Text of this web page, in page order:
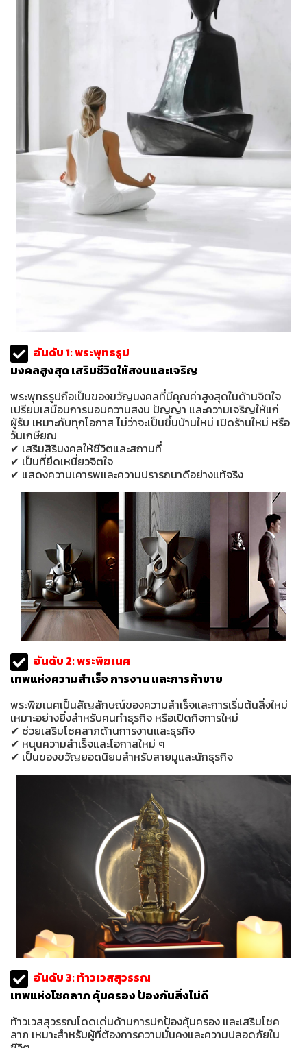
อันดับ 1: พระพุทธรูป
มงคลสูงสุด เสริมชีวิตให้สงบและเจริญ
พระพุทธรูปถือเป็นของขวัญมงคลที่มีคุณค่าสูงสุดในด้านจิตใจ
เปรียบเสมือนการมอบความสงบ ปัญญา และความเจริญให้แก่
ผู้รับ เหมาะกับทุกโอกาส ไม่ว่าจะเป็นขึ้นบ้านใหม่ เปิดร้านใหม่ หรือ
วันเกษียณ
✔ เสริมสิริมงคลให้ชีวิตและสถานที่
✔ เป็นที่ยึดเหนี่ยวจิตใจ
✔ แสดงความเคารพและความปรารถนาดีอย่างแท้จริง
อันดับ 2: พระพิฆเนศ
เทพแห่งความสำเร็จ การงาน และการค้าขาย
พระพิฆเนศเป็นสัญลักษณ์ของความสำเร็จและการเริ่มต้นสิ่งใหม่
เหมาะอย่างยิ่งสำหรับคนทำธุรกิจ หรือเปิดกิจการใหม่
✔ ช่วยเสริมโชคลาภด้านการงานและธุรกิจ
✔ หนุนความสำเร็จและโอกาสใหม่ ๆ
✔ เป็นของขวัญยอดนิยมสำหรับสายมูและนักธุรกิจ
อันดับ 3: ท้าวเวสสุวรรณ
เทพแห่งโชคลาภ คุ้มครอง ป้องกันสิ่งไม่ดี
ท้าวเวสสุวรรณโดดเด่นด้านการปกป้องคุ้มครอง และเสริมโชค
ลาภ เหมาะสำหรับผู้ที่ต้องการความมั่นคงและความปลอดภัยใน